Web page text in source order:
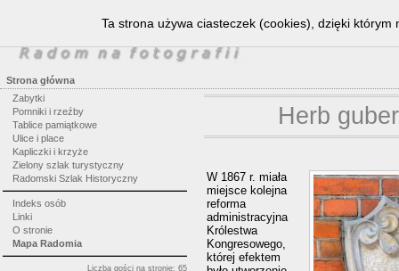
Strona główna
Zabytki
Pomniki i rzeźby
Tablice pamiątkowe
Ulice i place
Kapliczki i krzyże
Zielony szlak turystyczny
Radomski Szlak Historyczny
Indeks osób
Linki
O stronie
Mapa Radomia
Liczba gości na stronie: 65
Herb
W 1867 r. miała
miejsce kolejna
reforma
administracyjna
Królestwa
Kongresowego,
której efektem
Ta strona używa ciasteczek (cookies), dzięki którym